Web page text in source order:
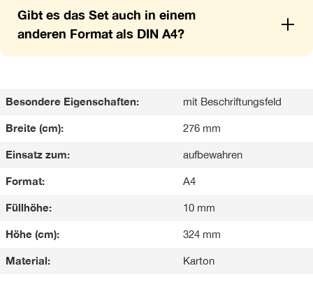
Gibt es das Set auch in einem
anderen Format als DIN A4?
Besondere Eigenschaften: mit Beschriftungsfeld
Breite (cm): 276 mm
Einsatz zum: aufbewahren
Format: A4
Füllhöhe: 10 mm
Höhe (cm): 324 mm
Material: Karton